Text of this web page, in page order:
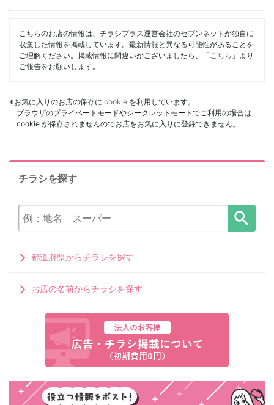
こちらのお店の情報は、チラシプラス運営会社のセブンネットが独自に
収集した情報を掲載しています。最新情報と異なる可能性があることを
ご理解ください。掲載情報に間違いがございましたら、「 こちら 」より
ご報告をお願いします。
※お気に入りのお店の保存に cookie を利用しています。
ブラウザのプライベートモードやシークレットモードでご利用の場合は
cookie が保存されませんのでお店をお気に入りに登録できません。
チラシを探す
都道府県からチラシを探す
お店の名前からチラシを探す